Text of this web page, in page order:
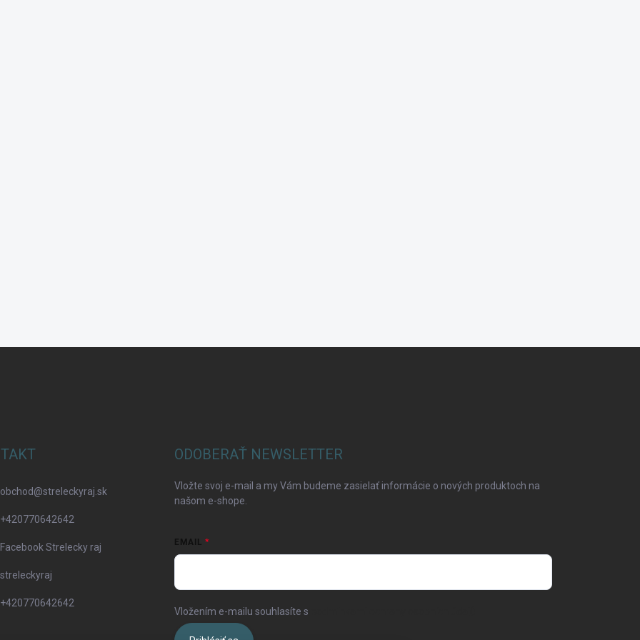
obchod@streleckyraj.sk
+420770642642
Facebook Strelecky raj
streleckyraj
+420770642642
ODOBERAŤ NEWSLETTER
Vložte svoj e-mail a my Vám budeme zasielať informácie o nových produktoch na
našom e-shope.
EMAIL
Vložením e-mailu souhlasíte s